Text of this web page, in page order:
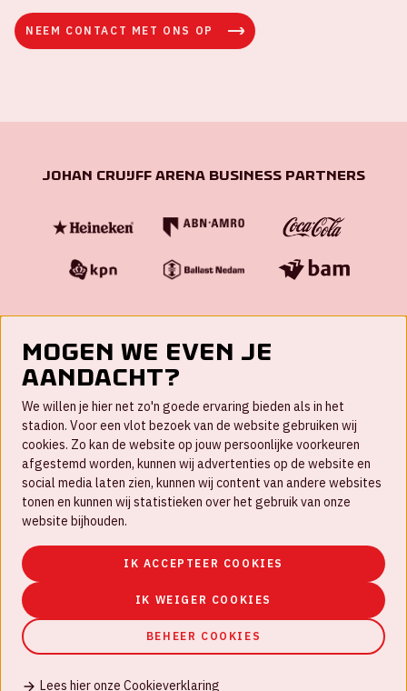
NEEM CONTACT MET ONS OP
Johan Cruijff ArenA Business Partners
Werken bij
Disclaimer
Mogen we even je
aandacht?
We willen je hier net zo'n goede ervaring bieden als in het
stadion. Voor een vlot bezoek van de website gebruiken wij
cookies. Zo kan de website op jouw persoonlijke voorkeuren
afgestemd worden, kunnen wij advertenties op de website en
social media laten zien, kunnen wij content van andere websites
tonen en kunnen wij statistieken over het gebruik van onze
website bijhouden.
IK ACCEPTEER COOKIES
IK WEIGER COOKIES
BEHEER COOKIES
Lees hier onze Cookieverklaring